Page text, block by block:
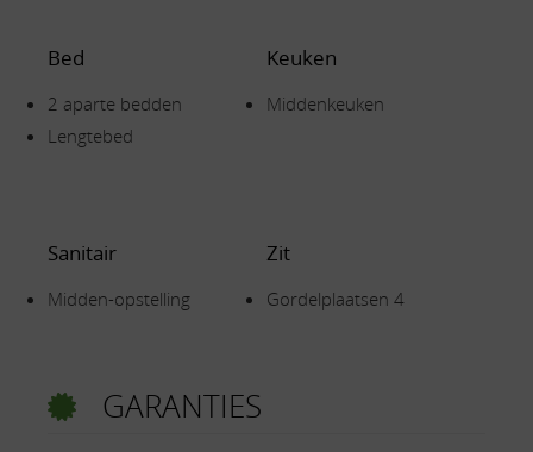
Bed
2 aparte bedden
Lengtebed
Keuken
Middenkeuken
Sanitair
Midden-opstelling
Zit
Gordelplaatsen 4
GARANTIES